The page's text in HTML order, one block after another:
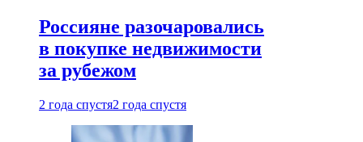
Россияне разочаровались
в покупке недвижимости
за рубежом
2 года спустя2 года спустя